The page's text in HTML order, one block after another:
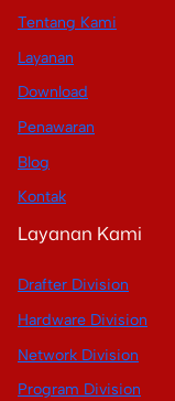
Tentang Kami
Layanan
Download
Penawaran
Blog
Kontak
Layanan Kami
Drafter Division
Hardware Division
Network Division
Program Division